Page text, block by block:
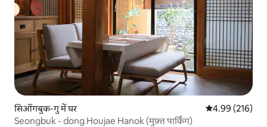
सिओंगबुक-गु में घर औसत रेटिंग 5 में से
4.99 (216)
Seongbuk - dong Houjae Hanok (मुफ़्त पार्किंग)